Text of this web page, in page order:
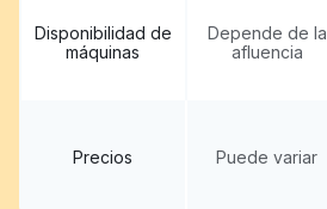
Disponibilidad de
máquinas
Depende de la
afluencia
Precios Puede variar